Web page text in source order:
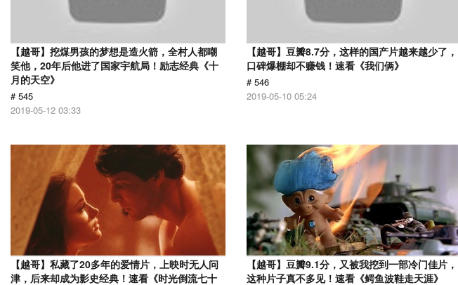
【越哥】挖煤男孩的梦想是造火箭，全村人都嘲
笑他，20年后他进了国家宇航局！励志经典《十
月的天空》
# 545
2019-05-12 03:33
【越哥】豆瓣8.7分，这样的国产片越来越少了，
口碑爆棚却不赚钱！速看《我们俩》
# 546
2019-05-10 05:24
【越哥】私藏了20多年的爱情片，上映时无人问
津，后来却成为影史经典！速看《时光倒流七十
【越哥】豆瓣9.1分，又被我挖到一部冷门佳片，
这种片子真不多见！速看《鳄鱼波鞋走天涯》